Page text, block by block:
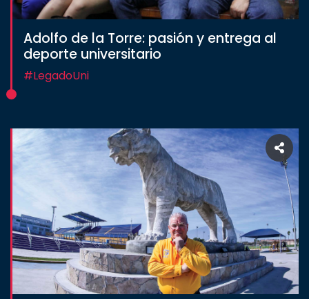
Adolfo de la Torre: pasión y entrega al
deporte universitario
#LegadoUni